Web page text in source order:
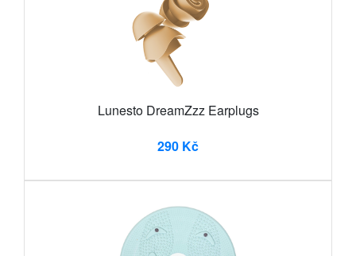
Lunesto DreamZzz Earplugs
290 Kč